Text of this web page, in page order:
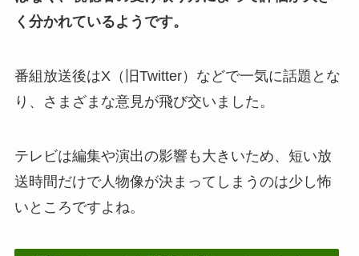
く分かれているようです。
番組放送後はX（旧Twitter）などで一気に話題とな
り、さまざまな意見が飛び交いました。
テレビは編集や演出の影響も大きいため、短い放
送時間だけで人物像が決まってしまうのは少し怖
いところですよね。